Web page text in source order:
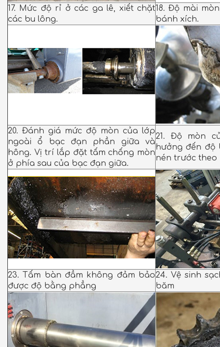
17. Mức độ rỉ ở các ga lê, xiết chặt
các bu lông.
18. Độ mài
bánh xích.
20. Đánh giá mức độ mòn của lớp
ngoài ổ bạc đạn phần giữa và
hông. Vị trí lắp đặt tấm chống mòn
ở phía sau của bạc đạn giữa.
21. Độ mòn
hưởng đến độ
nén trước theo
23. Tấm bàn đầm không đảm bảo
được độ bằng phẳng
24. Vệ sinh
băm